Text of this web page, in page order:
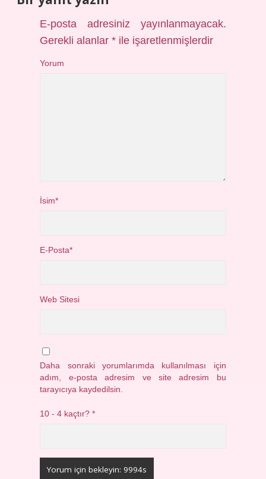
E-posta adresiniz yayınlanmayacak.
Gerekli alanlar* ile işaretlenmişlerdir
Yorum
İsim*
E-Posta*
Web Sitesi
Daha sonraki yorumlarımda kullanılması için
adım, e-posta adresim ve site adresim bu
tarayıcıya kaydedilsin.
10 - 4 kaçtır?*